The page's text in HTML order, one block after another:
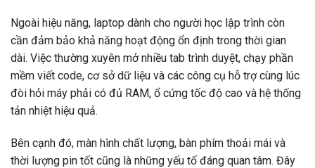
Ngoài hiệu năng, laptop dành cho người học lập trình còn
cần đảm bảo khả năng hoạt động ổn định trong thời gian
dài. Việc thường xuyên mở nhiều tab trình duyệt, chạy phần
mềm viết code, cơ sở dữ liệu và các công cụ hỗ trợ cùng lúc
đòi hỏi máy phải có đủ RAM, ổ cứng tốc độ cao và hệ thống
tản nhiệt hiệu quả.
Bên cạnh đó, màn hình chất lượng, bàn phím thoải mái và
thời lượng pin tốt cũng là những yếu tố đáng quan tâm. Đây